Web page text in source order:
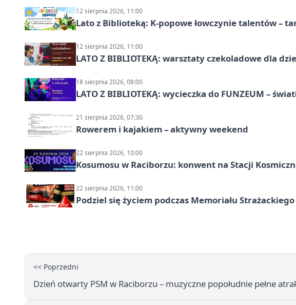
12 sierpnia 2026, 11:00
Lato z Biblioteką: K-popowe łowczynie talentów –
12 sierpnia 2026, 11:00
LATO Z BIBLIOTEKĄ: warsztaty czekoladowe dla
18 sierpnia 2026, 08:00
LATO Z BIBLIOTEKĄ: wycieczka do FUNZEUM –
21 sierpnia 2026, 07:30
Rowerem i kajakiem – aktywny weekend
22 sierpnia 2026, 10:00
Kosumosu w Raciborzu: konwent na Stacji
22 sierpnia 2026, 11:00
Podziel się życiem podczas Memoriału
<< Poprzedni
Dzień otwarty PSM w Raciborzu – muzyczne popołudnie pełne